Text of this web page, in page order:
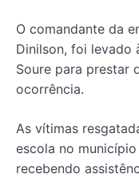
O comandante da
Dinilson, foi levado
Soure para prestar
ocorrência.
As vítimas
escola no
recebendo